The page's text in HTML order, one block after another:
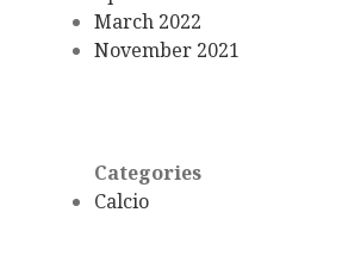
March 2022
November 2021
Categories
Calcio